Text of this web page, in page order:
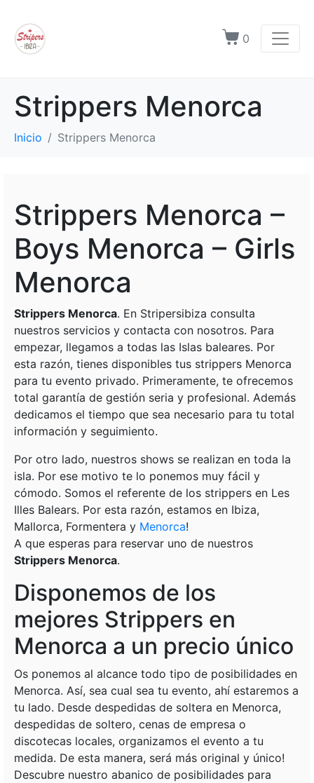
0
Strippers Menorca
Inicio Strippers Menorca
Strippers Menorca –
Boys Menorca – Girls
Menorca
Strippers Menorca. En Stripersibiza consulta
nuestros servicios y contacta con nosotros. Para
empezar, llegamos a todas las Islas baleares. Por
esta razón, tienes disponibles tus strippers Menorca
para tu evento privado. Primeramente, te ofrecemos
total garantía de gestión seria y profesional. Además
dedicamos el tiempo que sea necesario para tu total
información y seguimiento.
Por otro lado, nuestros shows se realizan en toda la
isla. Por ese motivo te lo ponemos muy fácil y
cómodo. Somos el referente de los strippers en Les
Illes Balears. Por esta razón, estamos en Ibiza,
Mallorca, Formentera y Menorca!
A que esperas para reservar uno de nuestros
Strippers Menorca.
Disponemos de los
mejores Strippers en
Menorca a un precio único
Os ponemos al alcance todo tipo de posibilidades en
Menorca. Así, sea cual sea tu evento, ahí estaremos a
tu lado. Desde despedidas de soltera en Menorca,
despedidas de soltero, cenas de empresa o
discotecas locales, organizamos el evento a tu
medida. De esta manera, será más original y único!
Descubre nuestro abanico de posibilidades para